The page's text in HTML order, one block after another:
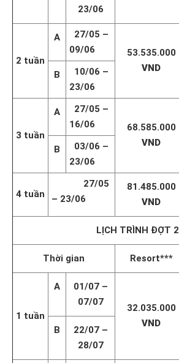
23/06
2 tuần
A
27/05 –
09/06
53.535.000
VND
B
10/06 –
23/06
3 tuần
A
27/05 –
16/06
68.585.000
VND
B
03/06 –
23/06
4 tuần
27/05
– 23/06
81.485.000
VND
LỊCH TRÌNH ĐỢT 2
Thời gian Resort***
1 tuần
A
01/07 –
07/07
32.035.000
VND
B
22/07 –
28/07